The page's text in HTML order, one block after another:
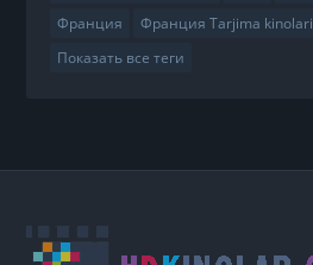
Франция
Франция Tarjima kinolari
Показать все теги